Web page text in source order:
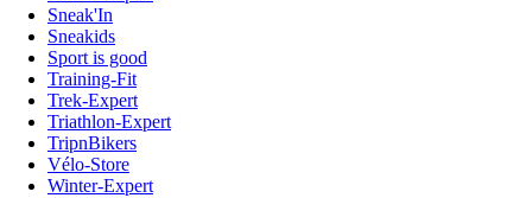
Sneak'In
Sneakids
Sport is good
Training-Fit
Trek-Expert
Triathlon-Expert
TripnBikers
Vélo-Store
Winter-Expert